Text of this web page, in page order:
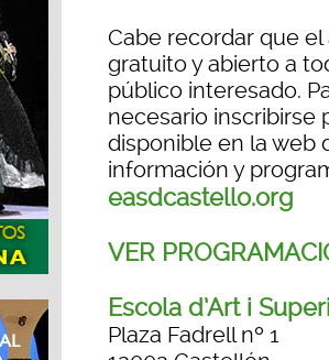
Cabe recordar que
gratuito y abierto a
público interesado.
necesario inscribirse
disponible en la web
información y
easdcastello.org
VER
Escola d’Art i
Plaza Fadrell nº 1